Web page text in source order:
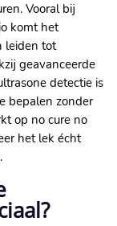
Vooral bij
komt het
leiden tot
geavanceerde
detectie is
bepalen zonder
op no cure no
het lek écht